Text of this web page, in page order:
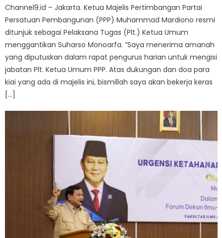
Channel9.id – Jakarta. Ketua Majelis Pertimbangan Partai
Persatuan Pembangunan (PPP) Muhammad Mardiono resmi
ditunjuk sebagai Pelaksana Tugas (Plt.) Ketua Umum
menggantikan Suharso Monoarfa. “Saya menerima amanah
yang diputuskan dalam rapat pengurus harian untuk mengisi
jabatan Plt. Ketua Umum PPP. Atas dukungan dan doa para
kiai yang ada di majelis ini, bismillah saya akan bekerja keras
[…]